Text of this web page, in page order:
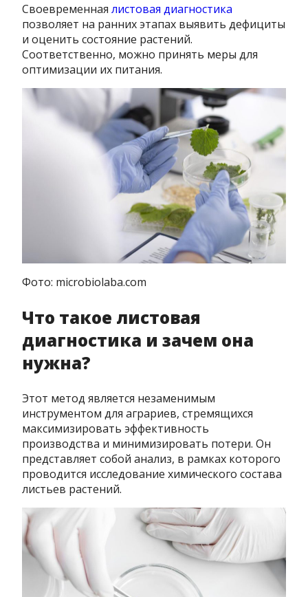
Своевременнаялистовая диагностика
позволяет на ранних этапах выявить дефициты
и оценить состояние растений.
Соответственно, можно принять меры для
оптимизации их питания.
Фото: microbiolaba.com
Что такое листовая
диагностика и зачем она
нужна?
Этот метод является незаменимым
инструментом для аграриев, стремящихся
максимизировать эффективность
производства и минимизировать потери. Он
представляет собой анализ, в рамках которого
проводится исследование химического состава
листьев растений.